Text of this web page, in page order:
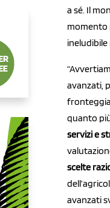
a sé. Il
momento
avanzati,
quanto
servizi e
scelte
avanzati